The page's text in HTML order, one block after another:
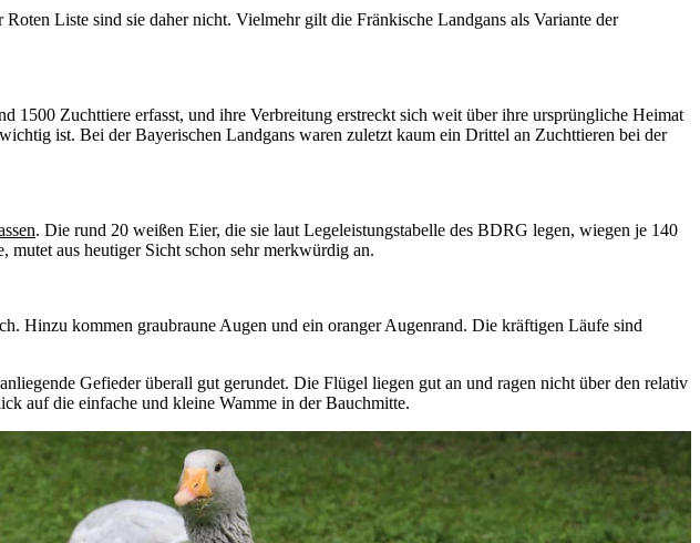
Liste sind sie daher nicht. Vielmehr gilt die Fränkische Landgans als Variante der
1500 Zuchttiere erfasst, und ihre Verbreitung erstreckt sich weit über ihre ursprüngliche Heimat
ist. Bei der Bayerischen Landgans waren zuletzt kaum ein Drittel an Zuchttieren bei der
. Die rund 20 weißen Eier, die sie laut Legeleistungstabelle des BDRG legen, wiegen je 140
mutet aus heutiger Sicht schon sehr merkwürdig an.
Hinzu kommen graubraune Augen und ein oranger Augenrand. Die kräftigen Läufe sind
Gefieder überall gut gerundet. Die Flügel liegen gut an und ragen nicht über den relativ
auf die einfache und kleine Wamme in der Bauchmitte.